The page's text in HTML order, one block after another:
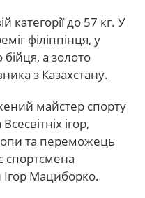
категорії до 57 кг. У
філіппінця, у
бійця, а золото
з Казахстану.
майстер спорту
ігор,
та переможець
спортсмена
Мациборко.